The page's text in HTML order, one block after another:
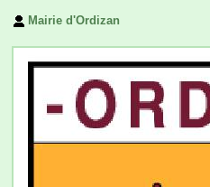
Mairie d'Ordizan